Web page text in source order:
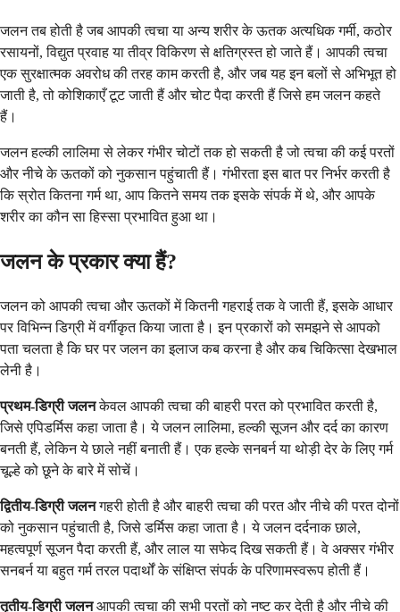
जलन तब होती है जब आपकी त्वचा या अन्य शरीर के ऊतक अत्यधिक गर्मी, कठोर
रसायनों, विद्युत प्रवाह या तीव्र विकिरण से क्षतिग्रस्त हो जाते हैं। आपकी त्वचा
एक सुरक्षात्मक अवरोध की तरह काम करती है, और जब यह इन बलों से अभिभूत हो
जाती है, तो कोशिकाएँ टूट जाती हैं और चोट पैदा करती हैं जिसे हम जलन कहते
हैं।
जलन हल्की लालिमा से लेकर गंभीर चोटों तक हो सकती है जो त्वचा की कई परतों
और नीचे के ऊतकों को नुकसान पहुंचाती हैं। गंभीरता इस बात पर निर्भर करती है
कि स्रोत कितना गर्म था, आप कितने समय तक इसके संपर्क में थे, और आपके
शरीर का कौन सा हिस्सा प्रभावित हुआ था।
जलन के प्रकार क्या हैं?
जलन को आपकी त्वचा और ऊतकों में कितनी गहराई तक वे जाती हैं, इसके आधार
पर विभिन्न डिग्री में वर्गीकृत किया जाता है। इन प्रकारों को समझने से आपको
पता चलता है कि घर पर जलन का इलाज कब करना है और कब चिकित्सा देखभाल
लेनी है।
प्रथम-डिग्री जलनकेवल आपकी त्वचा की बाहरी परत को प्रभावित करती है,
जिसे एपिडर्मिस कहा जाता है। ये जलन लालिमा, हल्की सूजन और दर्द का कारण
बनती हैं, लेकिन ये छाले नहीं बनाती हैं। एक हल्के सनबर्न या थोड़ी देर के लिए गर्म
चूल्हे को छूने के बारे में सोचें।
द्वितीय-डिग्री जलनगहरी होती है और बाहरी त्वचा की परत और नीचे की परत दोनों
को नुकसान पहुंचाती है, जिसे डर्मिस कहा जाता है। ये जलन दर्दनाक छाले,
महत्वपूर्ण सूजन पैदा करती हैं, और लाल या सफेद दिख सकती हैं। वे अक्सर गंभीर
सनबर्न या बहुत गर्म तरल पदार्थों के संक्षिप्त संपर्क के परिणामस्वरूप होती हैं।
तृतीय-डिग्री जलनआपकी त्वचा की सभी परतों को नष्ट कर देती है और नीचे की